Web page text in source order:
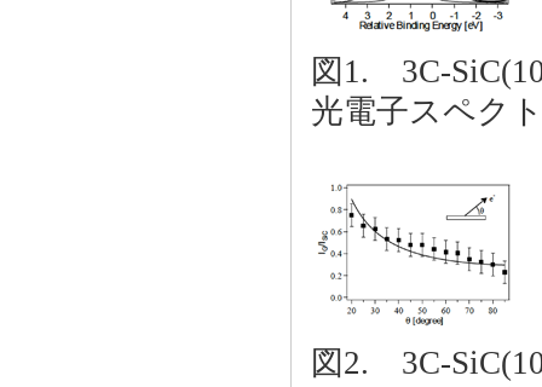
図1. 3C-
光電子スペク
図2. 3C-